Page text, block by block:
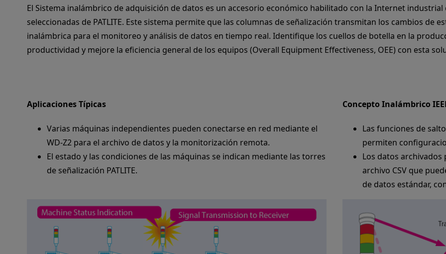
El Sistema inalámbrico de adquisición de datos es un accesorio económico habilitado con la Internet industrial
seleccionadas de PATLITE. Este sistema permite que las columnas de señalización transmitan los cambios de
inalámbrica para el monitoreo y análisis de datos en tiempo real. Identifique los cuellos de botella en la
productividad y mejore la eficiencia general de los equipos (Overall Equipment Effectiveness, OEE) con esta
Aplicaciones Típicas
Varias máquinas independientes pueden conectarse en red mediante el
WD-Z2 para el archivo de datos y la monitorización remota.
El estado y las condiciones de las máquinas se indican mediante las torres
de señalización PATLITE.
Concepto Inalámbrico
Las funciones de
permiten
Los datos archivados
archivo CSV que
de datos estándar,